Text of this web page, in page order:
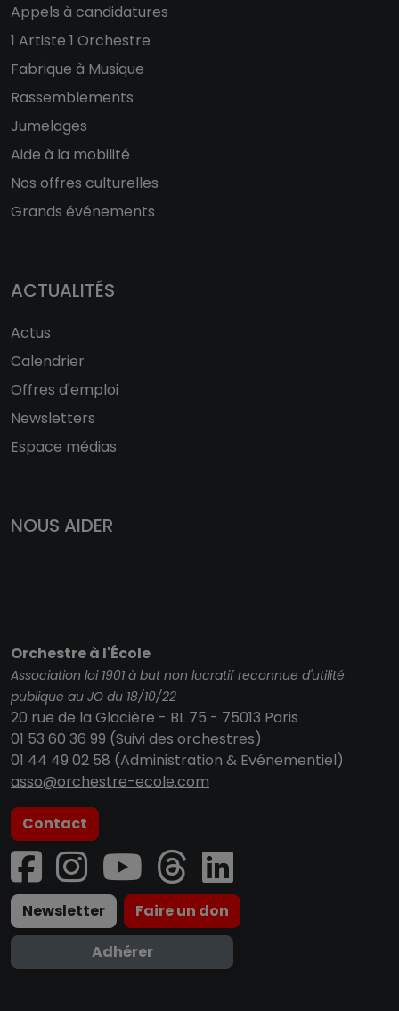
Appels à candidatures
1 Artiste 1 Orchestre
Fabrique à Musique
Rassemblements
Jumelages
Aide à la mobilité
Nos offres culturelles
Grands événements
ACTUALITÉS
Actus
Calendrier
Offres d'emploi
Newsletters
Espace médias
NOUS AIDER
Orchestre à l'École
Association loi 1901 à but non lucratif reconnue d'utilité
publique au JO du 18/10/22
20 rue de la Glacière - BL 75 - 75013 Paris
01 53 60 36 99 (Suivi des orchestres)
01 44 49 02 58 (Administration & Evénementiel)
asso@orchestre-ecole.com
Contact
Newsletter
Faire un don
Adhérer